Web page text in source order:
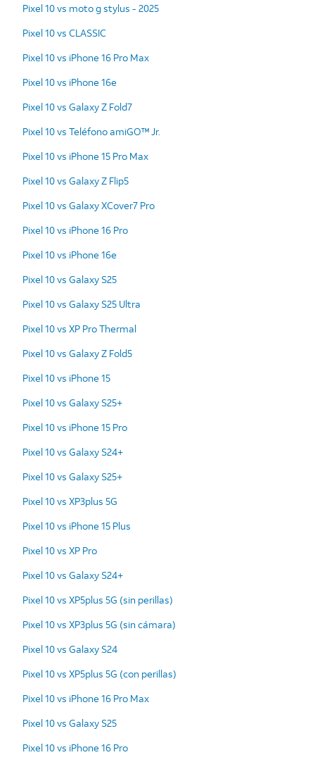
Pixel 10 vs moto g stylus - 2025
Pixel 10 vs CLASSIC
Pixel 10 vs iPhone 16 Pro Max
Pixel 10 vs iPhone 16e
Pixel 10 vs Galaxy Z Fold7
Pixel 10 vs Teléfono amiGO™ Jr.
Pixel 10 vs iPhone 15 Pro Max
Pixel 10 vs Galaxy Z Flip5
Pixel 10 vs Galaxy XCover7 Pro
Pixel 10 vs iPhone 16 Pro
Pixel 10 vs iPhone 16e
Pixel 10 vs Galaxy S25
Pixel 10 vs Galaxy S25 Ultra
Pixel 10 vs XP Pro Thermal
Pixel 10 vs Galaxy Z Fold5
Pixel 10 vs iPhone 15
Pixel 10 vs Galaxy S25+
Pixel 10 vs iPhone 15 Pro
Pixel 10 vs Galaxy S24+
Pixel 10 vs Galaxy S25+
Pixel 10 vs XP3plus 5G
Pixel 10 vs iPhone 15 Plus
Pixel 10 vs XP Pro
Pixel 10 vs Galaxy S24+
Pixel 10 vs XP5plus 5G (sin perillas)
Pixel 10 vs XP3plus 5G (sin cámara)
Pixel 10 vs Galaxy S24
Pixel 10 vs XP5plus 5G (con perillas)
Pixel 10 vs iPhone 16 Pro Max
Pixel 10 vs Galaxy S25
Pixel 10 vs iPhone 16 Pro